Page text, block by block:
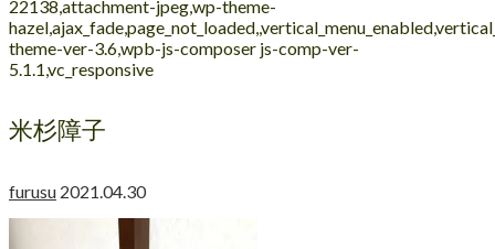
22138,attachment-jpeg,wp-theme-
theme-ver-3.6,wpb-js-composer js-comp-ver-
5.1.1,vc_responsive
米杉障子
furusu 2021.04.30